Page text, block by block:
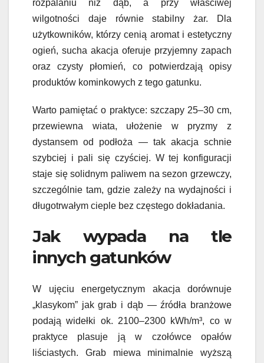
rozpalaniu niż dąb, a przy właściwej
wilgotności daje równie stabilny żar. Dla
użytkowników, którzy cenią aromat i estetyczny
ogień, sucha akacja oferuje przyjemny zapach
oraz czysty płomień, co potwierdzają opisy
produktów kominkowych z tego gatunku.
Warto pamiętać o praktyce: szczapy 25–30 cm,
przewiewna wiata, ułożenie w pryzmy z
dystansem od podłoża — tak akacja schnie
szybciej i pali się czyściej. W tej konfiguracji
staje się solidnym paliwem na sezon grzewczy,
szczególnie tam, gdzie zależy na wydajności i
długotrwałym cieple bez częstego dokładania.
Jak wypada na tle
innych gatunków
W ujęciu energetycznym akacja dorównuje
„klasykom” jak grab i dąb — źródła branżowe
podają widełki ok. 2100–2300 kWh/m³, co w
praktyce plasuje ją w czołówce opałów
liściastych. Grab miewa minimalnie wyższą